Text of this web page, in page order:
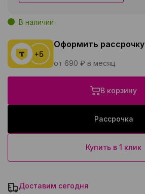
В наличии
Оформить рассрочку
от 690 ₽ в месяц
В корзину
Рассрочка
Купить в 1 клик
Доставим сегодня